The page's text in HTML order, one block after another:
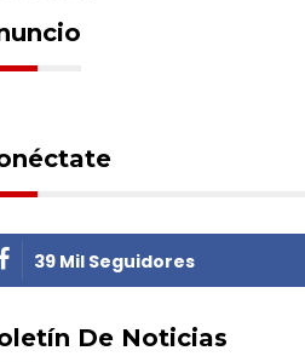
39 Mil Seguidores
De Noticias